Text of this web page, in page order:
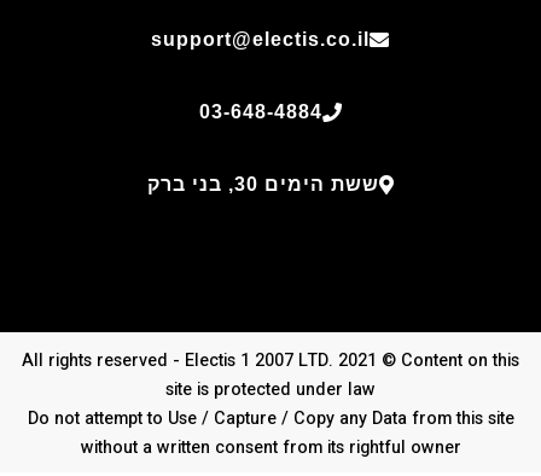
support@electis.co.il
03-648-4884
ששת הימים 30, בני ברק
All rights reserved - Electis 1 2007 LTD. 2021 © Content on this
site is protected under law
Do not attempt to Use / Capture / Copy any Data from this site
without a written consent from its rightful owner